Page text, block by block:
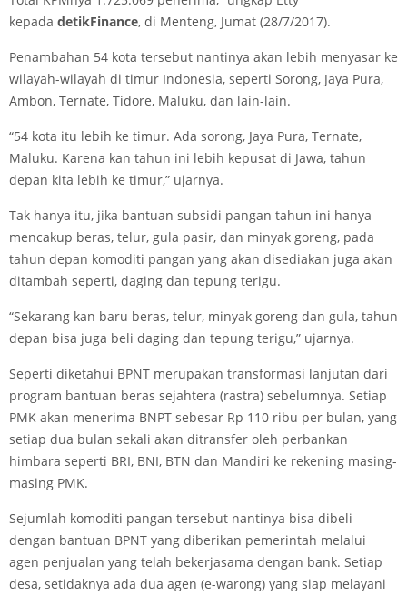
kepada detikFinance, di Menteng, Jumat (28/7/2017).
Penambahan 54 kota tersebut nantinya akan lebih menyasar ke
wilayah-wilayah di timur Indonesia, seperti Sorong, Jaya Pura,
Ambon, Ternate, Tidore, Maluku, dan lain-lain.
“54 kota itu lebih ke timur. Ada sorong, Jaya Pura, Ternate,
Maluku. Karena kan tahun ini lebih kepusat di Jawa, tahun
depan kita lebih ke timur,” ujarnya.
Tak hanya itu, jika bantuan subsidi pangan tahun ini hanya
mencakup beras, telur, gula pasir, dan minyak goreng, pada
tahun depan komoditi pangan yang akan disediakan juga akan
ditambah seperti, daging dan tepung terigu.
“Sekarang kan baru beras, telur, minyak goreng dan gula, tahun
depan bisa juga beli daging dan tepung terigu,” ujarnya.
Seperti diketahui BPNT merupakan transformasi lanjutan dari
program bantuan beras sejahtera (rastra) sebelumnya. Setiap
PMK akan menerima BNPT sebesar Rp 110 ribu per bulan, yang
setiap dua bulan sekali akan ditransfer oleh perbankan
himbara seperti BRI, BNI, BTN dan Mandiri ke rekening masing-
masing PMK.
Sejumlah komoditi pangan tersebut nantinya bisa dibeli
dengan bantuan BPNT yang diberikan pemerintah melalui
agen penjualan yang telah bekerjasama dengan bank. Setiap
desa, setidaknya ada dua agen (e-warong) yang siap melayani